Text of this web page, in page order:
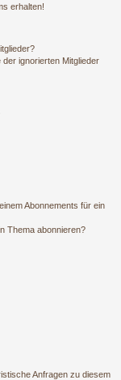
erhalten!
ignorierten Mitglieder
Abonnements für ein
Thema abonnieren?
Anfragen zu diesem